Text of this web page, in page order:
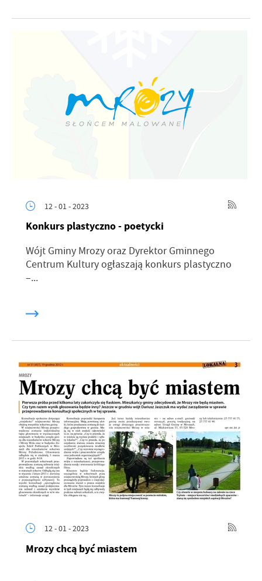
12 - 01 - 2023
Konkurs plastyczno - poetycki
Wójt Gminy Mrozy oraz Dyrektor Gminnego
Centrum Kultury ogłaszają konkurs plastyczno
–...
12 - 01 - 2023
Mrozy chcą być miastem